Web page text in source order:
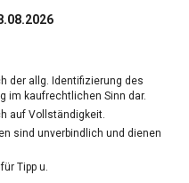
der allg. Identifizierung des
im kaufrechtlichen Sinn dar.
auf Vollständigkeit.
sind unverbindlich und dienen
Tipp u.